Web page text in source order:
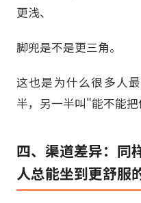
更浅、
脚兜是不是更三角。
这也是为什么很多人
半，另一半叫"能不能把
四、渠道差异：同
人总能坐到更舒服